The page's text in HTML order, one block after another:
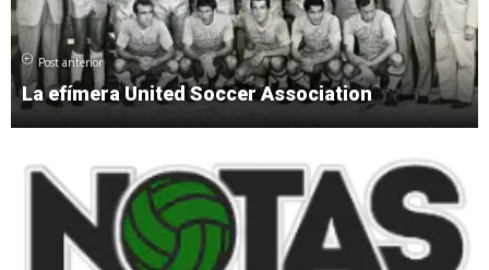
Post anterior
La efímera United Soccer Association